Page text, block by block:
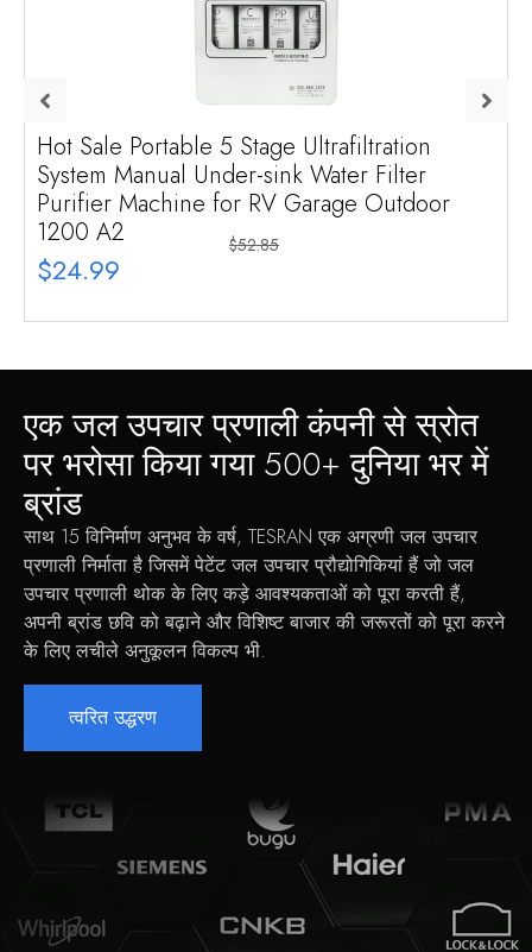
Hot Sale Portable 5 Stage Ultrafiltration
System Manual Under-sink Water Filter
Purifier Machine for RV Garage Outdoor
1200 A2
$24.99
$52.85
एक जल उपचार प्रणाली कंपनी से स्रोत
पर भरोसा किया गया 500+ दुनिया भर में
ब्रांड
साथ 15 विनिर्माण अनुभव के वर्ष, TESRAN एक अग्रणी जल उपचार
प्रणाली निर्माता है जिसमें पेटेंट जल उपचार प्रौद्योगिकियां हैं जो जल
उपचार प्रणाली थोक के लिए कड़े आवश्यकताओं को पूरा करती हैं,
अपनी ब्रांड छवि को बढ़ाने और विशिष्ट बाजार की जरूरतों को पूरा करने
के लिए लचीले अनुकूलन विकल्प भी.
त्वरित उद्धरण